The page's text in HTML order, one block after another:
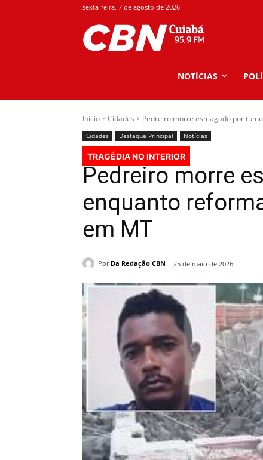
sexta-feira, 7 de agosto de 2026
NOTÍCIAS
Início Cidades Pedreiro morre esmagado por
Cidades Destaque Principal Notícias
TRAGÉDIA NO INTERIOR
Pedreiro morre
enquanto
em MT
Por Da Redação CBN 25 de maio de 2026